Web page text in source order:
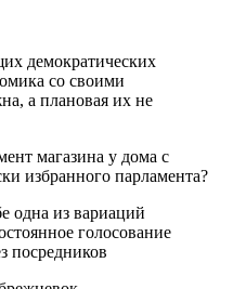
демократических
со своими
а плановая их не
магазина у дома с
избранного парламента?
одна из вариаций
голосование
посредников